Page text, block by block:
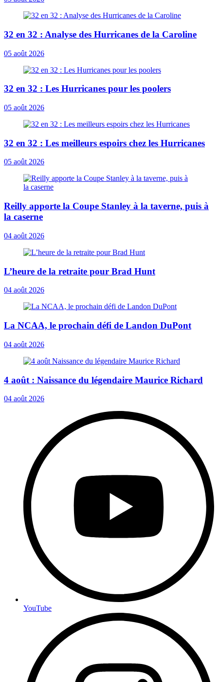
32 en 32 : Analyse des Hurricanes de la Caroline
05 août 2026
32 en 32 : Les Hurricanes pour les poolers
05 août 2026
32 en 32 : Les meilleurs espoirs chez les Hurricanes
05 août 2026
Reilly apporte la Coupe Stanley à la taverne, puis à
la caserne
04 août 2026
L’heure de la retraite pour Brad Hunt
04 août 2026
La NCAA, le prochain défi de Landon DuPont
04 août 2026
4 août : Naissance du légendaire Maurice Richard
04 août 2026
YouTube